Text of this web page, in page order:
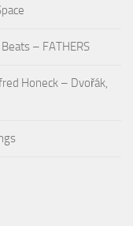
– FATHERS
Honeck – Dvořák,